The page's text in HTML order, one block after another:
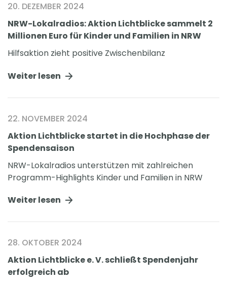
20. DEZEMBER 2024
NRW-Lokalradios: Aktion Lichtblicke sammelt 2
Millionen Euro für Kinder und Familien in NRW
Hilfsaktion zieht positive Zwischenbilanz
Weiter lesen
22. NOVEMBER 2024
Aktion Lichtblicke startet in die Hochphase der
Spendensaison
NRW-Lokalradios unterstützen mit zahlreichen
Programm-Highlights Kinder und Familien in NRW
Weiter lesen
28. OKTOBER 2024
Aktion Lichtblicke e. V. schließt Spendenjahr
erfolgreich ab